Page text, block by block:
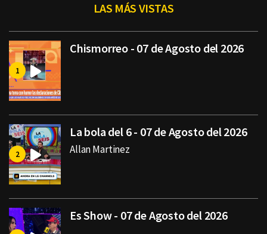
LAS MÁS VISTAS
Chismorreo - 07 de Agosto del 2026
La bola del 6 - 07 de Agosto del 2026
Allan Martinez
Es Show - 07 de Agosto del 2026